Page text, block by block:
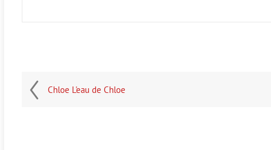
Chloe L'eau de Chloe